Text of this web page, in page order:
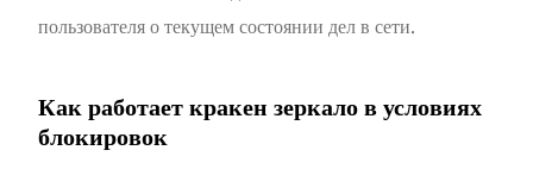
пользователя о текущем состоянии дел в сети.
Как работает кракен зеркало в условиях
блокировок